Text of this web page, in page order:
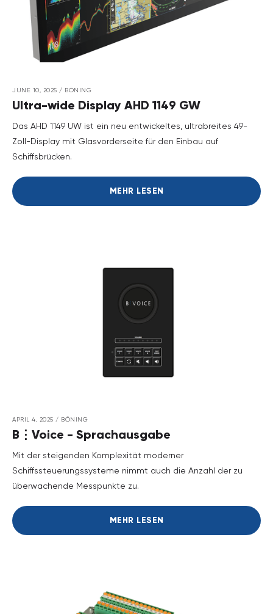
JUNE 10, 2025 / BÖNING
Ultra-wide Display AHD 1149 GW
Das AHD 1149 UW ist ein neu entwickeltes, ultrabreites 49-
Zoll-Display mit Glasvorderseite für den Einbau auf
Schiffsbrücken.
MEHR LESEN
APRIL 4, 2025 / BÖNING
B⋮Voice - Sprachausgabe
Mit der steigenden Komplexität moderner
Schiffssteuerungssysteme nimmt auch die Anzahl der zu
überwachende Messpunkte zu.
MEHR LESEN